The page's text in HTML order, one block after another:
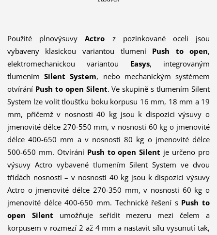
Použité plnovýsuvyActro z pozinkované oceli jsou
vybaveny klasickou variantou tlumení Push to open,
elektromechanickou variantou Easys, integrovaným
tlumenímSilent System, nebo mechanickým systémem
otvírání Push to open Silent. Ve skupině s tlumením Silent
System lze volit tloušťku boku korpusu 16 mm, 18 mm a 19
mm, přičemž v nosnosti 40 kg jsou k dispozici výsuvy o
jmenovité délce 270-550 mm, v nosnosti 60 kg o jmenovité
délce 400-650 mm a v nosnosti 80 kg o jmenovité délce
500-650 mm. Otvírání Push to open Silent je určeno pro
výsuvy Actro vybavené tlumením Silent System ve dvou
třídách nosnosti – v nosnosti 40 kg jsou k dispozici výsuvy
Actro o jmenovité délce 270-350 mm, v nosnosti 60 kg o
jmenovité délce 400-650 mm. Technické řešení s Push to
open Silent umožňuje seřídit mezeru mezi čelem a
korpusem v rozmezí 2 až 4 mm a nastavit sílu vysunutí tak,